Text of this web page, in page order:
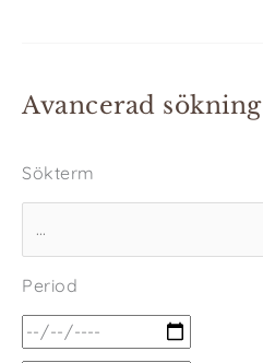
Avancerad sökning
Sökterm
Period